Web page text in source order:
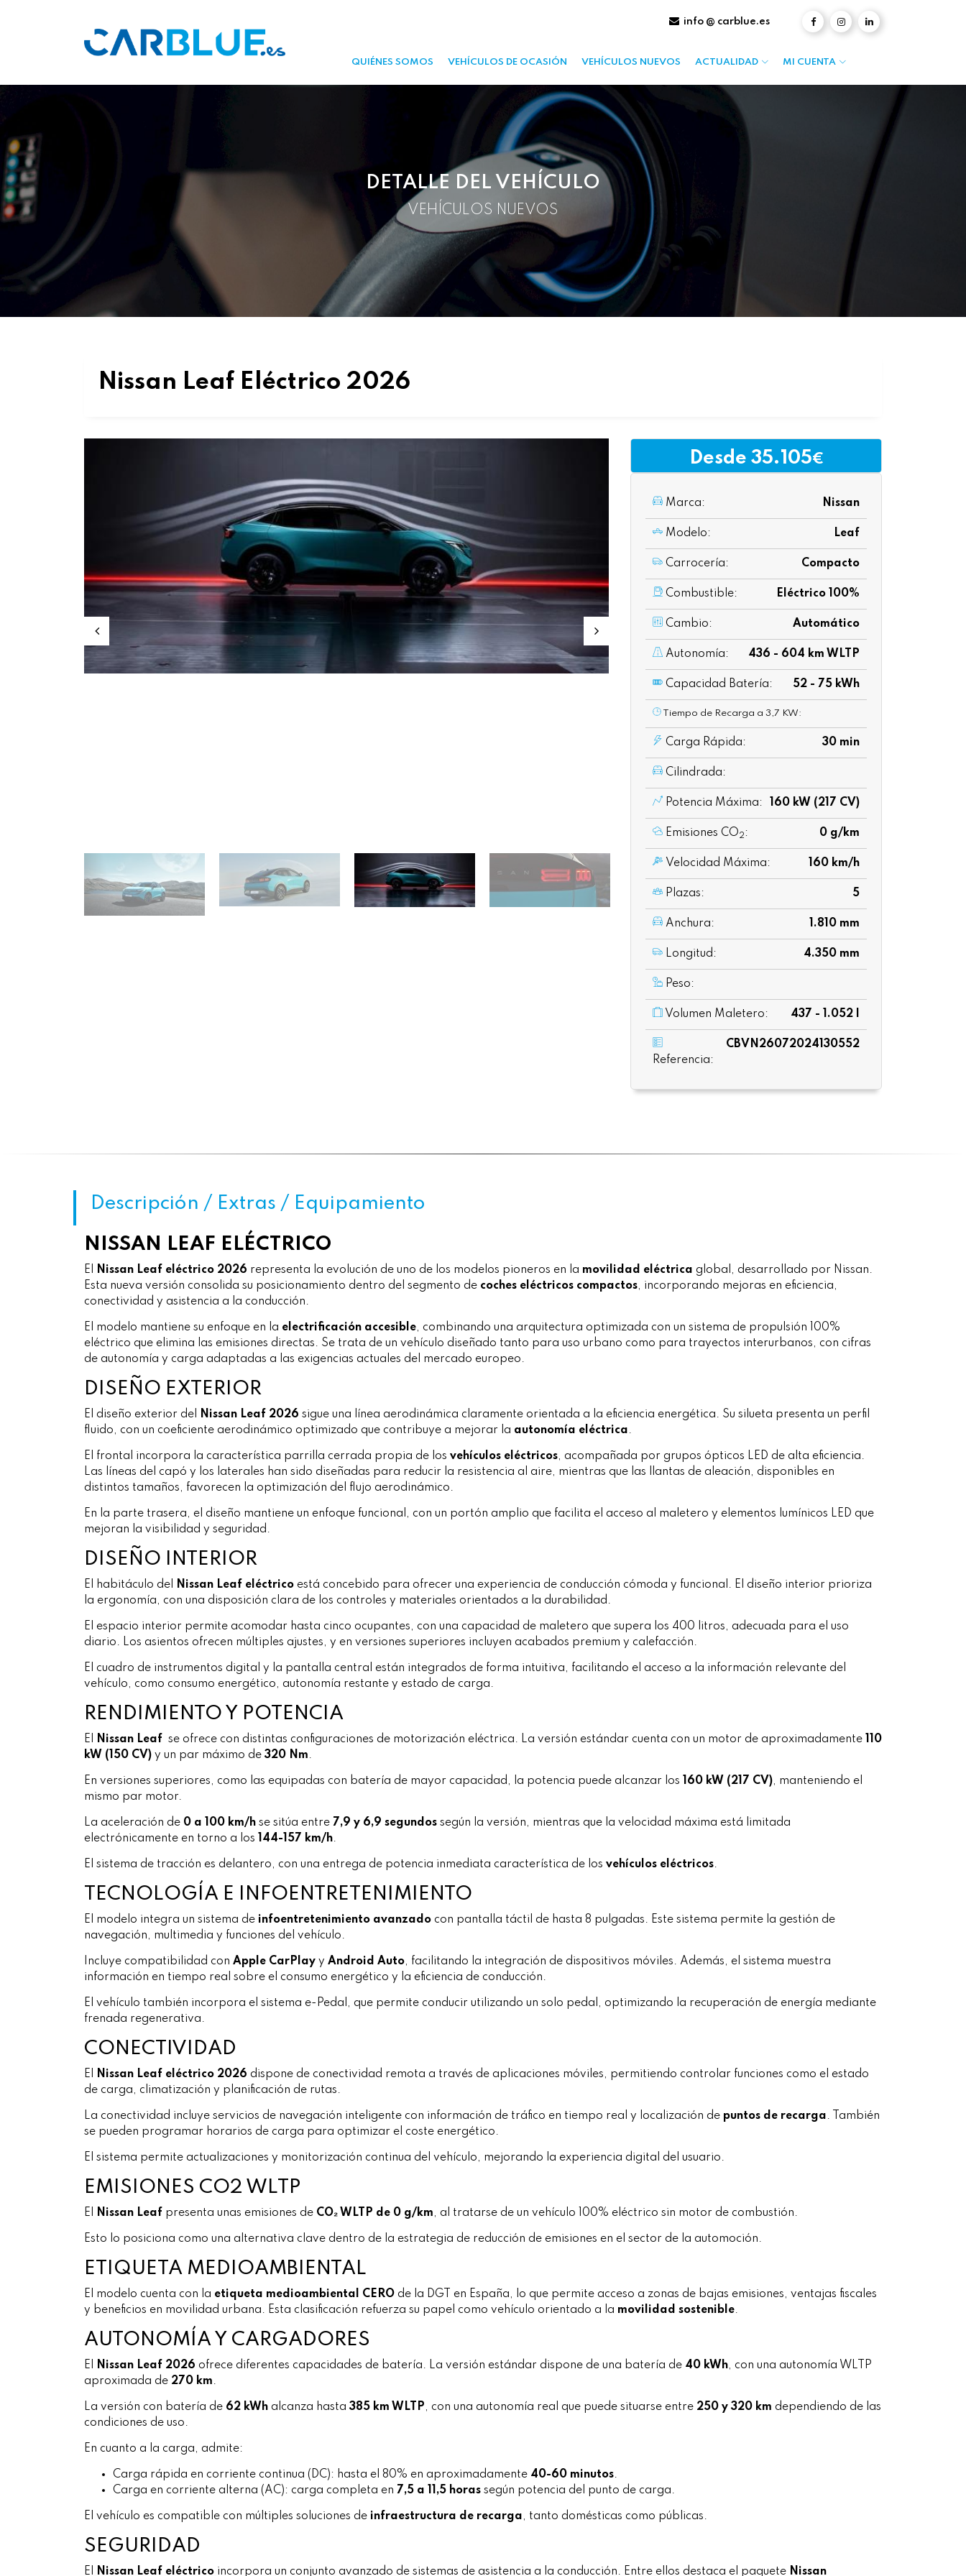
info @ carblue.es
QUIÉNES SOMOS VEHÍCULOS DE OCASIÓN VEHÍCULOS NUEVOS ACTUALIDAD MI CUENTA
DETALLE DEL VEHÍCULO
VEHÍCULOS NUEVOS
Nissan Leaf Eléctrico 2026
Desde 35.105€
Marca: Nissan
Modelo: Leaf
Carrocería: Compacto
Combustible: Eléctrico 100%
Cambio: Automático
Autonomía: 436 - 604 km WLTP
Capacidad Batería: 52 - 75 kWh
Tiempo de Recarga a 3,7 KW:
Carga Rápida: 30 min
Cilindrada:
Potencia Máxima: 160 kW (217 CV)
Emisiones CO2 : 0 g/km
Velocidad Máxima: 160 km/h
Plazas: 5
Anchura: 1.810 mm
Longitud: 4.350 mm
Peso:
Volumen Maletero: 437 - 1.052 l
Referencia:
CBVN26072024130552
Descripción / Extras / Equipamiento
NISSAN LEAF ELÉCTRICO
El Nissan Leaf eléctrico 2026 representa la evolución de uno de los modelos pioneros en la movilidad eléctrica global, desarrollado por Nissan.
Esta nueva versión consolida su posicionamiento dentro del segmento de coches eléctricos compactos, incorporando mejoras en eficiencia,
conectividad y asistencia a la conducción.
El modelo mantiene su enfoque en la electrificación accesible, combinando una arquitectura optimizada con un sistema de propulsión 100%
eléctrico que elimina las emisiones directas. Se trata de un vehículo diseñado tanto para uso urbano como para trayectos interurbanos, con cifras
de autonomía y carga adaptadas a las exigencias actuales del mercado europeo.
DISEÑO EXTERIOR
El diseño exterior del Nissan Leaf 2026 sigue una línea aerodinámica claramente orientada a la eficiencia energética. Su silueta presenta un perfil
fluido, con un coeficiente aerodinámico optimizado que contribuye a mejorar la autonomía eléctrica.
El frontal incorpora la característica parrilla cerrada propia de los vehículos eléctricos, acompañada por grupos ópticos LED de alta eficiencia.
Las líneas del capó y los laterales han sido diseñadas para reducir la resistencia al aire, mientras que las llantas de aleación, disponibles en
distintos tamaños, favorecen la optimización del flujo aerodinámico.
En la parte trasera, el diseño mantiene un enfoque funcional, con un portón amplio que facilita el acceso al maletero y elementos lumínicos LED que
mejoran la visibilidad y seguridad.
DISEÑO INTERIOR
El habitáculo del Nissan Leaf eléctrico está concebido para ofrecer una experiencia de conducción cómoda y funcional. El diseño interior prioriza
la ergonomía, con una disposición clara de los controles y materiales orientados a la durabilidad.
El espacio interior permite acomodar hasta cinco ocupantes, con una capacidad de maletero que supera los 400 litros, adecuada para el uso
diario. Los asientos ofrecen múltiples ajustes, y en versiones superiores incluyen acabados premium y calefacción.
El cuadro de instrumentos digital y la pantalla central están integrados de forma intuitiva, facilitando el acceso a la información relevante del
vehículo, como consumo energético, autonomía restante y estado de carga.
RENDIMIENTO Y POTENCIA
El Nissan Leaf se ofrece con distintas configuraciones de motorización eléctrica. La versión estándar cuenta con un motor de aproximadamente
110
kW (150 CV) y un par máximo de 320 Nm.
En versiones superiores, como las equipadas con batería de mayor capacidad, la potencia puede alcanzar los 160 kW (217 CV), manteniendo el
mismo par motor.
La aceleración de 0 a 100 km/h se sitúa entre 7,9 y 6,9 segundos según la versión, mientras que la velocidad máxima está limitada
electrónicamente en torno a los
144-157 km/h.
El sistema de tracción es delantero, con una entrega de potencia inmediata característica de los vehículos eléctricos.
TECNOLOGÍA E INFOENTRETENIMIENTO
El modelo integra un sistema de infoentretenimiento avanzado con pantalla táctil de hasta 8 pulgadas. Este sistema permite la gestión de
navegación, multimedia y funciones del vehículo.
Incluye compatibilidad con Apple CarPlay y Android Auto, facilitando la integración de dispositivos móviles. Además, el sistema muestra
información en tiempo real sobre el consumo energético y la eficiencia de conducción.
El vehículo también incorpora el sistema e-Pedal, que permite conducir utilizando un solo pedal, optimizando la recuperación de energía mediante
frenada regenerativa.
CONECTIVIDAD
El Nissan Leaf eléctrico 2026 dispone de conectividad remota a través de aplicaciones móviles, permitiendo controlar funciones como el estado
de carga, climatización y planificación de rutas.
La conectividad incluye servicios de navegación inteligente con información de tráfico en tiempo real y localización de puntos de recarga. También
se pueden programar horarios de carga para optimizar el coste energético.
El sistema permite actualizaciones y monitorización continua del vehículo, mejorando la experiencia digital del usuario.
EMISIONES CO2 WLTP
El Nissan Leaf presenta unas emisiones de CO₂ WLTP de 0 g/km, al tratarse de un vehículo 100% eléctrico sin motor de combustión.
Esto lo posiciona como una alternativa clave dentro de la estrategia de reducción de emisiones en el sector de la automoción.
ETIQUETA MEDIOAMBIENTAL
El modelo cuenta con la etiqueta medioambiental CERO de la DGT en España, lo que permite acceso a zonas de bajas emisiones, ventajas fiscales
y beneficios en movilidad urbana. Esta clasificación refuerza su papel como vehículo orientado a la movilidad sostenible.
AUTONOMÍA Y CARGADORES
El Nissan Leaf 2026 ofrece diferentes capacidades de batería. La versión estándar dispone de una batería de 40 kWh, con una autonomía WLTP
aproximada de 270 km.
La versión con batería de 62 kWh alcanza hasta 385 km WLTP, con una autonomía real que puede situarse entre 250 y 320 km dependiendo de las
condiciones de uso.
En cuanto a la carga, admite:
Carga rápida en corriente continua (DC): hasta el 80% en aproximadamente 40-60 minutos.
Carga en corriente alterna (AC): carga completa en 7,5 a 11,5 horas según potencia del punto de carga.
El vehículo es compatible con múltiples soluciones de infraestructura de recarga, tanto domésticas como públicas.
SEGURIDAD
El Nissan Leaf eléctrico incorpora un conjunto avanzado de sistemas de asistencia a la conducción. Entre ellos destaca el paquete Nissan